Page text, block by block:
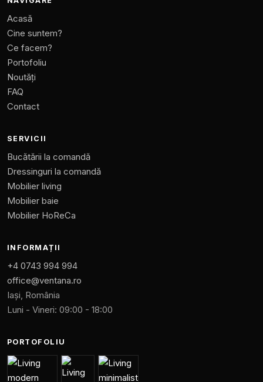
Acasă
Cine suntem?
Ce facem?
Portofoliu
Noutăți
FAQ
Contact
SERVICII
Bucătării la comandă
Dressinguri la comandă
Mobilier living
Mobilier baie
Mobilier HoReCa
INFORMAȚII
+4 0743 994 994
office@ventana.ro
Iași, România
Luni - Vineri: 09:00 - 18:00
PORTOFOLIU